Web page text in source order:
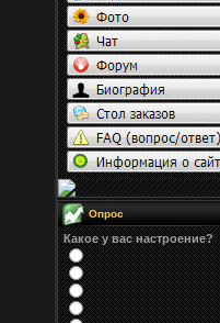
Опрос
Какое у вас настроение?